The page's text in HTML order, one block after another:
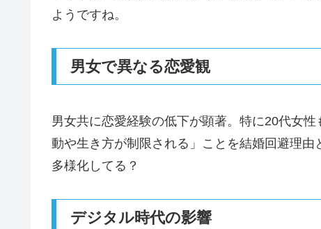
ようですね。
男女で異なる恋愛観
男女共に恋愛経験の低下が顕著。特に20代女
動や生き方が制限される」ことを結婚回避理
多様化してる？
デジタル時代の影響